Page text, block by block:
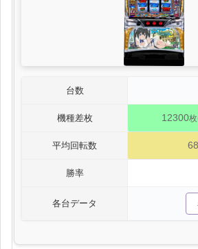
台数
機種差枚 12300枚
平均回転数
勝率
各台データ